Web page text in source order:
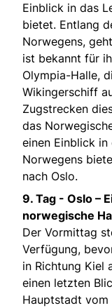
Einblick in das
bietet. Entlang
Norwegens,
ist bekannt für
Olympia-Halle,
Wikingerschiff
Zugstrecken
das
einen Einblick in
Norwegens
nach Oslo.
9. Tag - Oslo –
norwegische
Der Vormittag
Verfügung,
in Richtung Kiel
einen letzten
Hauptstadt vom